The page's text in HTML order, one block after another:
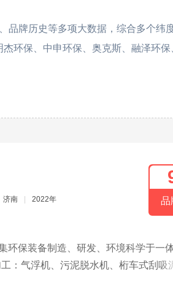
牌历史等多项大数据，综合多个
环保、中申环保、奥克斯、融泽环
济南 2022年 品
环保装备制造、研发、环境科学于一
：气浮机、污泥脱水机、桁车式刮吸